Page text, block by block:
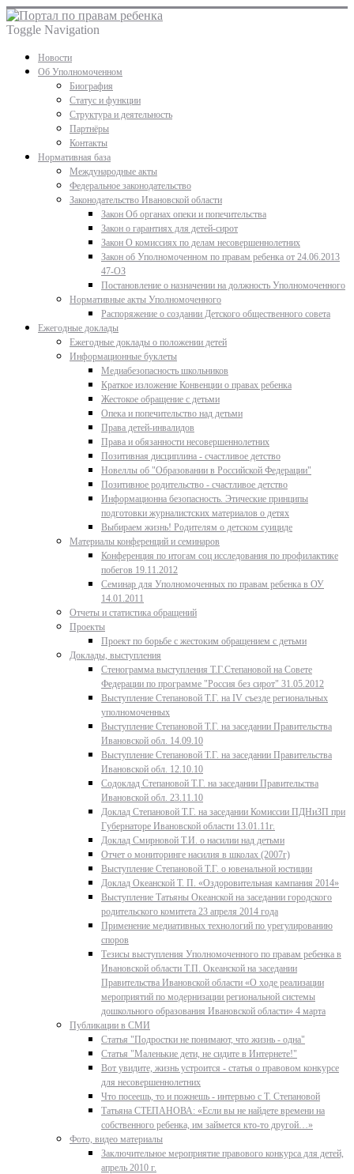
Toggle Navigation
Новости
Об Уполномоченном
Биография
Статус и функции
Структура и деятельность
Партнёры
Контакты
Нормативная база
Международные акты
Федеральное законодательство
Законодательство Ивановской области
Закон Об органах опеки и попечительства
Закон о гарантиях для детей-сирот
Закон О комиссиях по делам несовершеннолетних
Закон об Уполномоченном по правам ребенка от 24.06.2013
47-ОЗ
Постановление о назначении на должность Уполномоченного
Нормативные акты Уполномоченного
Распоряжение о создании Детского общественного совета
Ежегодные доклады
Ежегодные доклады о положении детей
Информационные буклеты
Медиабезопасность школьников
Краткое изложение Конвенции о правах ребенка
Жестокое обращение с детьми
Опека и попечительство над детьми
Права детей-инвалидов
Права и обязанности несовершеннолетних
Позитивная дисциплина - счастливое детство
Новеллы об "Образовании в Российской Федерации"
Позитивное родительство - счастливое детство
Информационна безопасность. Этические принципы
подготовки журналистских материалов о детях
Выбираем жизнь! Родителям о детском суициде
Материалы конференций и семинаров
Конференция по итогам соц исследования по профилактике
побегов 19.11.2012
Семинар для Уполномоченных по правам ребенка в ОУ
14.01.2011
Отчеты и статистика обращений
Проекты
Проект по борьбе с жестоким обращением с детьми
Доклады, выступления
Стенограмма выступления Т.Г.Степановой на Совете
Федерации по программе "Россия без сирот" 31.05.2012
Выступление Степановой Т.Г. на IV съезде региональных
уполномоченных
Выступление Степановой Т.Г. на заседании Правительства
Ивановской обл. 14.09.10
Выступление Степановой Т.Г. на заседании Правительства
Ивановской обл. 12.10.10
Содоклад Степановой Т.Г. на заседании Правительства
Ивановской обл. 23.11.10
Доклад Степановой Т.Г. на заседании Комиссии ПДНиЗП при
Губернаторе Ивановской области 13.01.11г.
Доклад Смирновой Т.И. о насилии над детьми
Отчет о мониторинге насилия в школах (2007г)
Выступление Степановой Т.Г. о ювенальной юстиции
Доклад Океанской Т. П. «Оздоровительная кампания 2014»
Выступление Татьяны Океанской на заседании городского
родительского комитета 23 апреля 2014 года
Применение медиативных технологий по урегулированию
споров
Тезисы выступления Уполномоченного по правам ребенка в
Ивановской области Т.П. Океанской на заседании
Правительства Ивановской области «О ходе реализации
мероприятий по модернизации региональной системы
дошкольного образования Ивановской области» 4 марта
Публикации в СМИ
Статья "Подростки не понимают, что жизнь - одна"
Статья "Маленькие дети, не сидите в Интернете!"
Вот увидите, жизнь устроится - статья о правовом конкурсе
для несовершеннолетних
Что посеешь, то и пожнешь - интервью с Т. Степановой
Татьяна СТЕПАНОВА: «Если вы не найдете времени на
собственного ребенка, им займется кто-то другой…»
Фото, видео материалы
Заключительное мероприятие правового конкурса для детей,
апрель 2010 г.